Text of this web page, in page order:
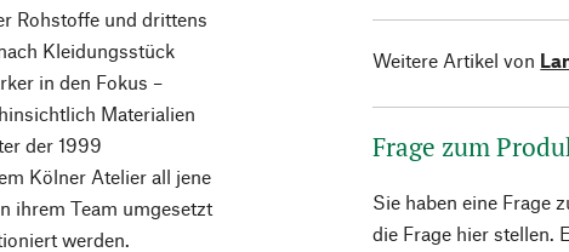
Rohstoffe und drittens
Kleidungsstück
in den Fokus –
Materialien
der 1999
Kölner Atelier all jene
ihrem Team umgesetzt
werden.
Weitere Artikel von
Frage zum
Sie haben eine Frage
die Frage hier stellen.